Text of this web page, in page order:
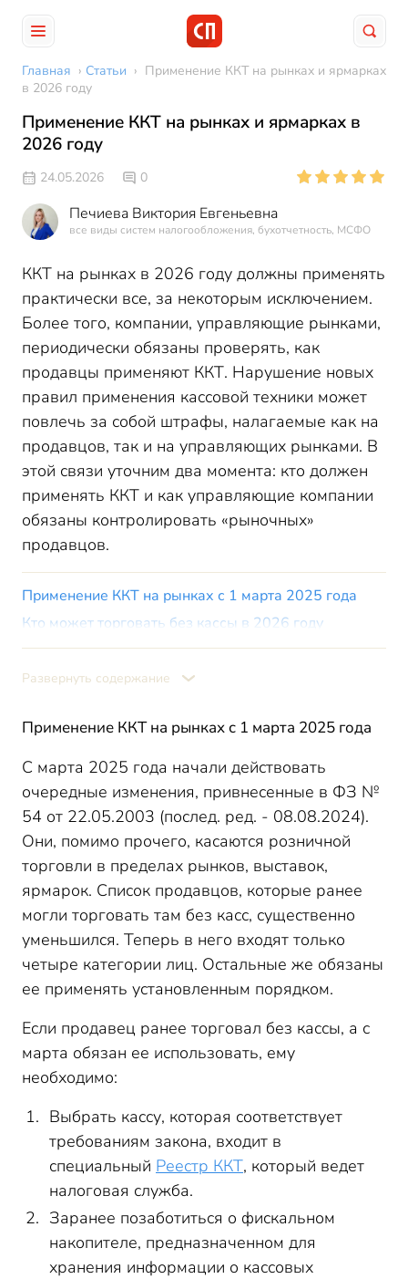
Главная › Статьи › Применение ККТ на рынках и ярмарках
в 2026 году
Применение ККТ на рынках и ярмарках в
2026 году
24.05.2026 0
Печиева Виктория Евгеньевна
все виды систем налогообложения, бухотчетность, МСФО
ККТ на рынках в 2026 году должны применять
практически все, за некоторым исключением.
Более того, компании, управляющие рынками,
периодически обязаны проверять, как
продавцы применяют ККТ. Нарушение новых
правил применения кассовой техники может
повлечь за собой штрафы, налагаемые как на
продавцов, так и на управляющих рынками. В
этой связи уточним два момента: кто должен
применять ККТ и как управляющие компании
обязаны контролировать «рыночных»
продавцов.
Применение ККТ на рынках с 1 марта 2025 года
Кто может торговать без кассы в 2026 году
Новые обязанности для компаний, управляющих
Ответственность за нарушения правил применения
ККМ по КоАП
Итоги
Развернуть содержание
Применение ККТ на рынках с 1 марта 2025 года
С марта 2025 года начали действовать
очередные изменения, привнесенные в ФЗ №
54 от 22.05.2003 (послед. ред. - 08.08.2024).
Они, помимо прочего, касаются розничной
торговли в пределах рынков, выставок,
ярмарок. Список продавцов, которые ранее
могли торговать там без касс, существенно
уменьшился. Теперь в него входят только
четыре категории лиц. Остальные же обязаны
ее применять установленным порядком.
Если продавец ранее торговал без кассы, а с
марта обязан ее использовать, ему
необходимо:
Выбрать кассу, которая соответствует
требованиям закона, входит в
специальный Реестр ККТ, который ведет
налоговая служба.
Заранее позаботиться о фискальном
накопителе, предназначенном для
хранения информации о кассовых